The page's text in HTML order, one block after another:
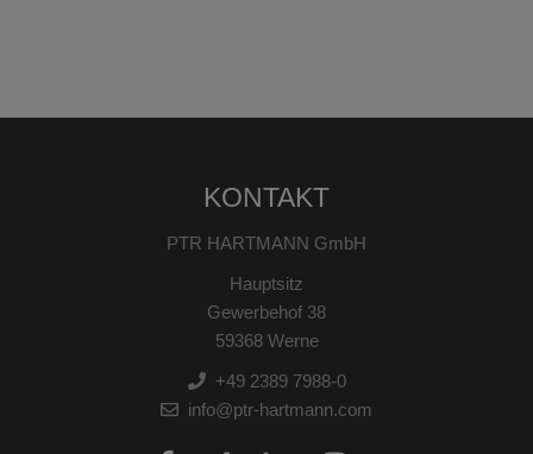
KONTAKT
PTR HARTMANN GmbH
Hauptsitz
Gewerbehof 38
59368 Werne
+49 2389 7988-0
info@ptr-hartmann.com